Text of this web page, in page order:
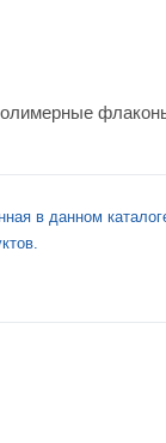
в данном